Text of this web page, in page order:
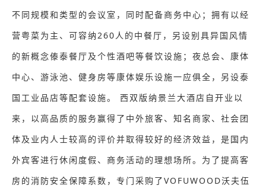
不同规模和类型的会议室，同时配备商务中心；拥有以经
营粤菜为主、可容纳260人的中餐厅，另设别具异国风情
的新概念傣泰餐厅及个性酒吧等餐饮设施；夜总会、康体
中心、游泳池、健身房等康体娱乐设施一应俱全，另设泰
国工业品店等配套设施。 西双版纳景兰大酒店自开业以
来，以高品质的服务赢得了中外旅客、知名商家、社会团
体及业内人士较高的评价并取得较好的经济效益，是国内
外宾客进行休闲度假、商务活动的理想场所。为了提高客
房的消防安全保障系数，专门采购了VOFUWOOD沃夫伍